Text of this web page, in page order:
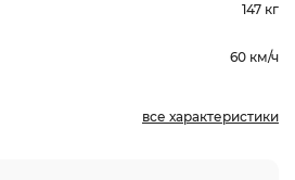
147 кг
60 км/ч
все характеристики